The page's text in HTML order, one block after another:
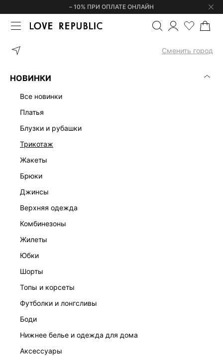
– 10% ПРИ ОПЛАТЕ ОНЛАЙН
Сменить город
НОВИНКИ
все новинки
платья
блузки и рубашки
трикотаж
жакеты
брюки
джинсы
верхняя одежда
комбинезоны
жилеты
юбки
шорты
топы и корсеты
футболки и лонгсливы
боди
нижнее белье и одежда для дома
аксессуары
ГЛАВНАЯ ЭКСКЛЮЗИВНО ОНЛАЙН
ЭКСКЛЮЗИВНО ОНЛАЙН
ШИРОКИЕ ДЖИНСЫ
ЭКСКЛЮЗИВНО ОНЛАЙН